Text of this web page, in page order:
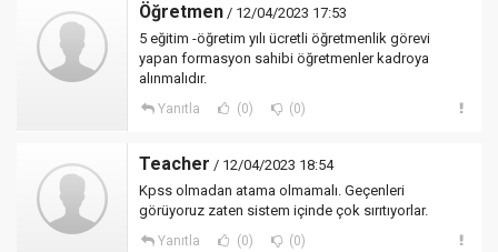
Öğretmen / 12/04/2023 17:53
5 eğitim -öğretim yılı ücretli öğretmenlik görevi
yapan formasyon sahibi öğretmenler kadroya
alınmalıdır.
Yanıtla (0) (0)
Teacher / 12/04/2023 18:54
Kpss olmadan atama olmamalı. Geçenleri
görüyoruz zaten sistem içinde çok sırıtıyorlar.
Yanıtla (0) (0)